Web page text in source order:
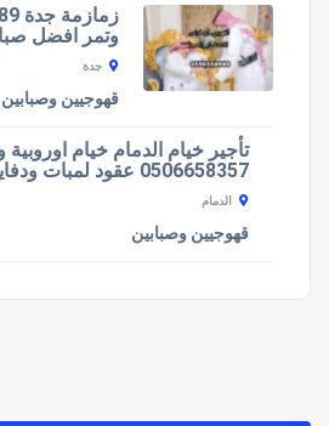
وتمر افضل
جدة
قهوجيين وصبابين
تأجير خيام الدمام خيام اوروبية
0506658357 عقود لمبات ودفايات
الدمام
قهوجيين وصبابين